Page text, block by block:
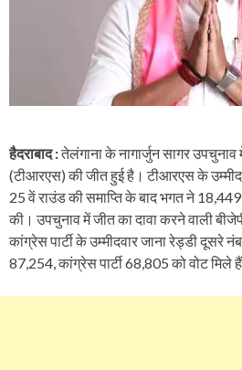
हैदराबाद :तेलंगाना के नागार्जुन सागर उपचुनाव
(टीआरएस) की जीत हुई है। टीआरएस के
25 वें राउंड की समाप्ति के बाद भगत ने
की। उपचुनाव में जीत का दावा करने वाली
कांग्रेस पार्टी के उम्मीदवार जाना रेड्डी दूसरे
87,254, कांग्रेस पार्टी 68,805 को वोट मिले